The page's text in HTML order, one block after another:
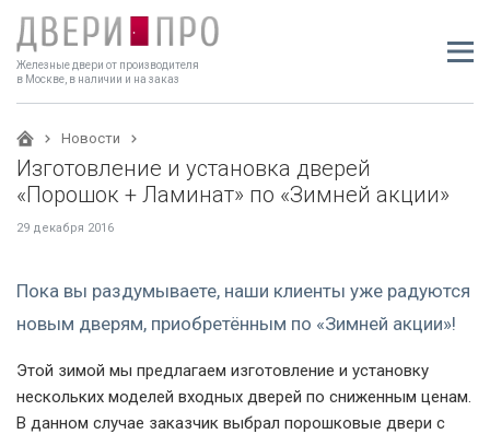
Железные двери от производителя
в Москве, в наличии и на заказ
Новости
Изготовление и установка дверей
«Порошок + Ламинат» по «Зимней акции»
29 декабря 2016
Пока вы раздумываете, наши клиенты уже радуются
новым дверям, приобретённым по «Зимней акции»!
Этой зимой мы предлагаем изготовление и установку
нескольких моделей входных дверей по сниженным ценам.
В данном случае заказчик выбрал порошковые двери с